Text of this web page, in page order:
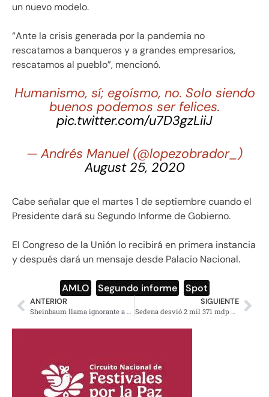
un nuevo modelo.
“Ante la crisis generada por la pandemia no
rescatamos a banqueros y a grandes empresarios,
rescatamos al pueblo”, mencionó.
Humanismo, sí; egoísmo, no. Solo siendo
buenos podemos ser felices.
pic.twitter.com/u7D3gzLiiJ
— Andrés Manuel (@lopezobrador_)
August 25, 2020
Cabe señalar que el martes 1 de septiembre cuando el
Presidente dará su Segundo Informe de Gobierno.
El Congreso de la Unión lo recibirá en primera instancia
y después dará un mensaje desde Palacio Nacional.
AMLO Segundo informe Spot
ANTERIOR SIGUIENTE